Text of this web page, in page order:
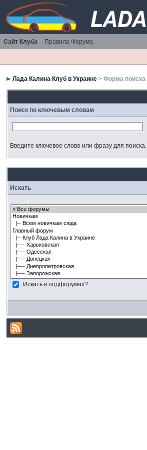
Сайт Клуба Правила Форума
Лада Калина Клуб в Украине > Форма поиска
Поиск по ключевым словам
Введите ключевое слово или фразу для поиска.
Искать
Искать в подфорумах?